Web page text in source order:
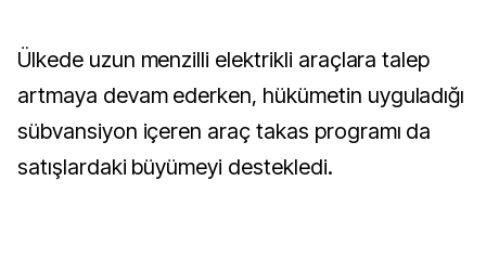
Ülkede uzun menzilli elektrikli araçlara talep
artmaya devam ederken, hükümetin uyguladığı
sübvansiyon içeren araç takas programı da
satışlardaki büyümeyi destekledi.